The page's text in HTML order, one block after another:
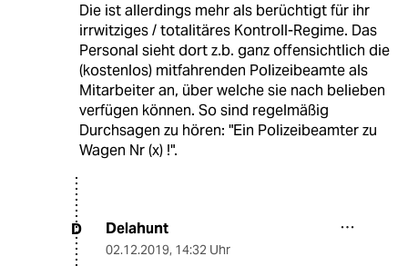
Die ist allerdings mehr als berüchtigt für ihr
irrwitziges / totalitäres Kontroll-Regime. Das
Personal sieht dort z.b. ganz offensichtlich die
(kostenlos) mitfahrenden Polizeibeamte als
Mitarbeiter an, über welche sie nach belieben
verfügen können. So sind regelmäßig
Durchsagen zu hören: "Ein Polizeibeamter zu
Wagen Nr (x) !".
D Delahunt
02.12.2019, 14:32 Uhr